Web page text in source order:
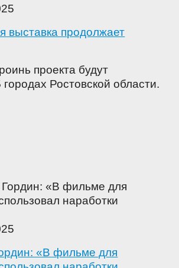
выставка продолжает
проекта будут
Ростовской области.
«В фильме для